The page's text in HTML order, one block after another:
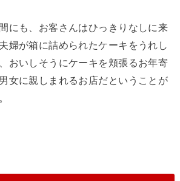
にも、お客さんはひっきりなしに来
婦が箱に詰められたケーキをうれし
おいしそうにケーキを頬張るお年寄
女に親しまれるお店だということが